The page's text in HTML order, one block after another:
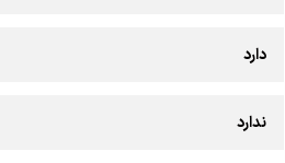
دارد
ندارد